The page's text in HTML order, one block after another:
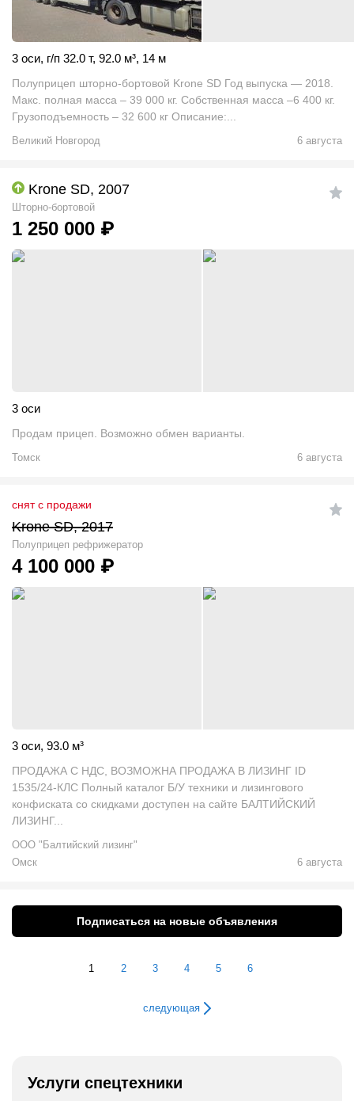
3 оси, г/п 32.0 т, 92.0 м³, 14 м
Полуприцеп шторно-бортовой Krone SD Год выпуска — 2018.
Макс. полная масса – 39 000 кг. Собственная масса –6 400 кг.
Грузоподъемность – 32 600 кг Описание:...
Великий Новгород 6 августа
Krone SD, 2007
Шторно-бортовой
1 250 000 ₽
3 оси
Продам прицеп. Возможно обмен варианты.
Томск 6 августа
снят с продажи
Krone SD, 2017
Полуприцеп рефрижератор
4 100 000 ₽
3 оси, 93.0 м³
ПРОДАЖА С НДС, ВОЗМОЖНА ПРОДАЖА В ЛИЗИНГ ID
1535/24-КЛС Полный каталог Б/У техники и лизингового
конфиската со скидками доступен на сайте БАЛТИЙСКИЙ
ЛИЗИНГ...
ООО "Балтийский лизинг"
Омск
6 августа
Подписаться на новые объявления
1 2 3 4 5 6
следующая
Услуги спецтехники